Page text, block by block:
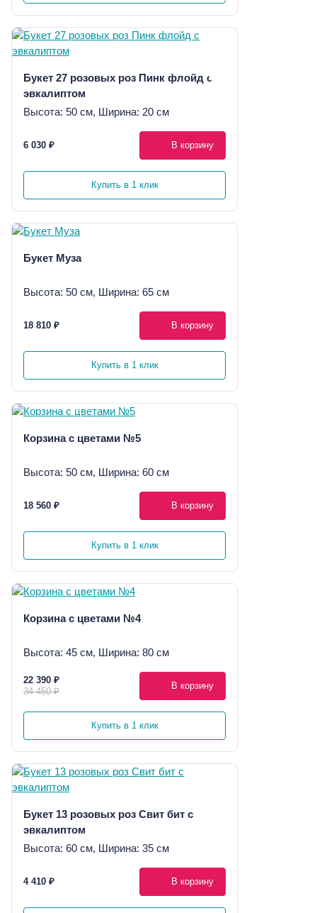
Букет 27 розовых роз Пинк флойд с
эвкалиптом
Высота: 50 см, Ширина: 20 см
6 030 ₽ В корзину
Купить в 1 клик
Букет Муза
Высота: 50 см, Ширина: 65 см
18 810 ₽ В корзину
Купить в 1 клик
Корзина с цветами №5
Высота: 50 см, Ширина: 60 см
18 560 ₽ В корзину
Купить в 1 клик
Корзина с цветами №4
Высота: 45 см, Ширина: 80 см
22 390 ₽
34 450 ₽
В корзину
Купить в 1 клик
Букет 13 розовых роз Свит бит с
эвкалиптом
Высота: 60 см, Ширина: 35 см
4 410 ₽ В корзину